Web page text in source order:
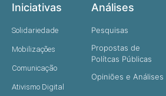
Iniciativas
Solidariedade
Mobilizações
Comunicação
Ativismo Digital
Análises
Pesquisas
Propostas de
Polítcas Públicas
Opiniões e Análises